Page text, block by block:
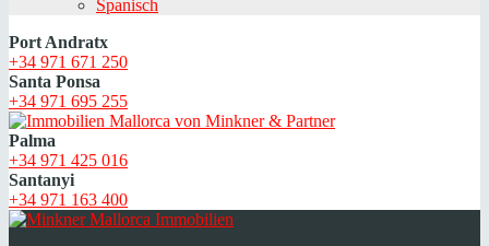
Spanisch
Port Andratx
+34 971 671 250
Santa Ponsa
+34 971 695 255
Palma
+34 971 425 016
Santanyi
+34 971 163 400